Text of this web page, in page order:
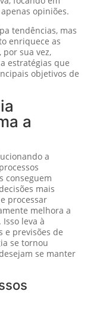
opiniões.
tendências, mas
enriquece as
sua vez,
estratégias que
objetivos de
a
a
conseguem
mais
processar
melhora a
leva à
e previsões de
se tornou
se manter